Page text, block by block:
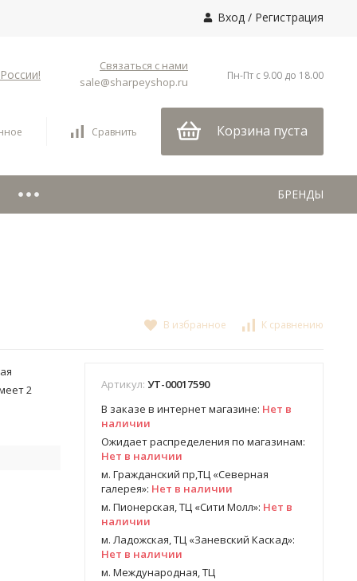
Вход / Регистрация
Связаться с нами
sale@sharpeyshop.ru
Пн-Пт с 9.00 до 18.00
Сравнить Корзина пуста
БРЕНДЫ
В избранное К сравнению
2
Артикул: УТ-00017590
В заказе в интернет магазине: Нет в
наличии
Ожидает распределения по магазинам:
Нет в наличии
м. Гражданский пр,ТЦ «Северная
галерея»: Нет в наличии
м. Пионерская, ТЦ «Сити Молл»: Нет в
наличии
м. Ладожская, ТЦ «Заневский Каскад»:
Нет в наличии
м. Международная, ТЦ